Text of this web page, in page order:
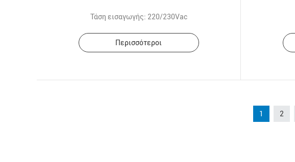
Τάση εισαγωγής: 220/230Vac
Περισσότεροι
1 2